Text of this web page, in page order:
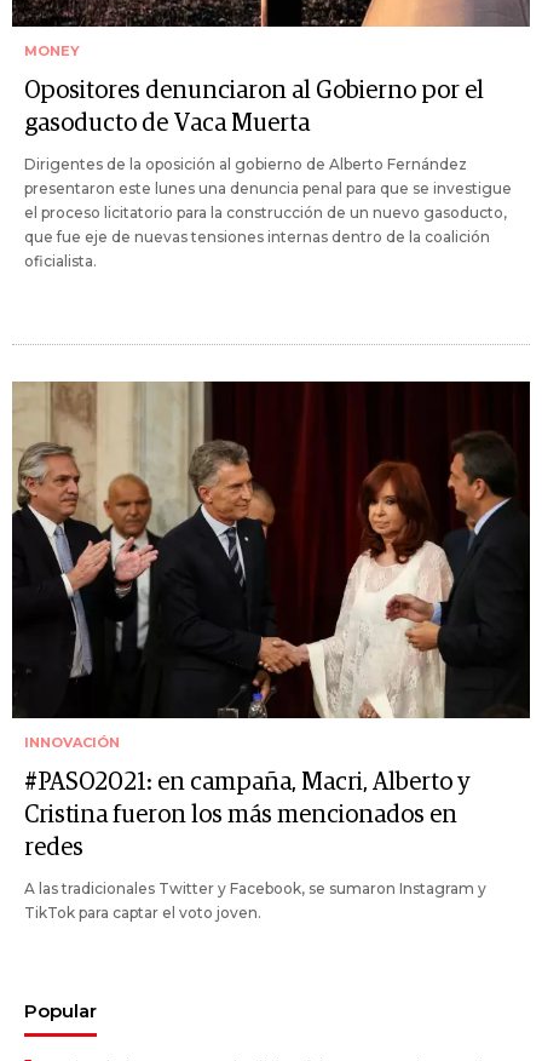
MONEY
Opositores denunciaron al Gobierno por el
gasoducto de Vaca Muerta
Dirigentes de la oposición al gobierno de Alberto Fernández
presentaron este lunes una denuncia penal para que se investigue
el proceso licitatorio para la construcción de un nuevo gasoducto,
que fue eje de nuevas tensiones internas dentro de la coalición
oficialista.
INNOVACIÓN
#PASO2021: en campaña, Macri, Alberto y
Cristina fueron los más mencionados en
redes
A las tradicionales Twitter y Facebook, se sumaron Instagram y
TikTok para captar el voto joven.
Popular